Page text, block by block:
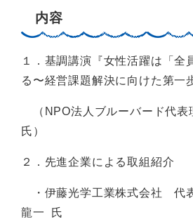
内容
１．基調講演『女性活躍は「全
る〜経営課題解決に向けた第一
（NPO法人ブルーバード代
氏）
２．先進企業による取組紹介
・伊藤光学工業株式会社 代
龍一 氏